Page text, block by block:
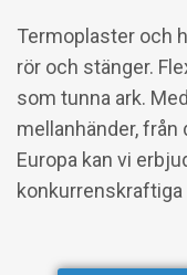
Termoplaster och
rör och stänger.
som tunna ark.
mellanhänder,
Europa kan vi
konkurrenskraftiga